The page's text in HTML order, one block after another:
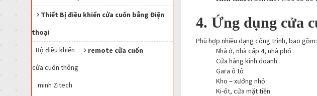
4. Ứng dụng cửa
Phù hợp nhiều dạng công trình, bao gồm:
Nhà ở, nhà cấp 4, nhà phố
Cửa hàng kinh doanh
Gara ô tô
Kho – xưởng nhỏ
Ki-ốt, cửa mặt tiền
Thiết Bị điều khiển cửa cuốn bằng Điện
thoại
Bộ điều khiển
cửa cuốn thông
minh Zitech
remote cửa cuốn